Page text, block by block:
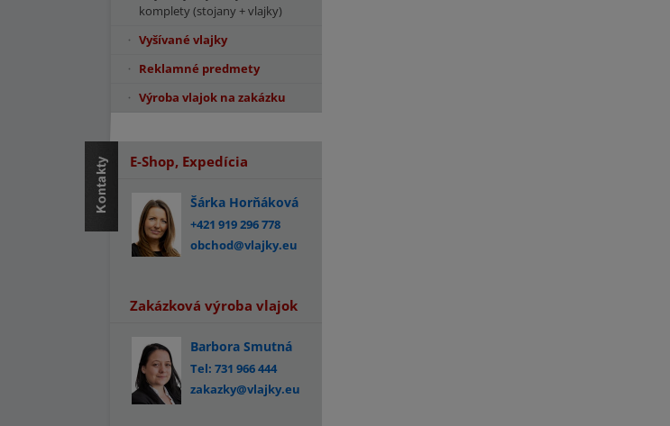
komplety (stojany + vlajky)
Vyšívané vlajky
Reklamné predmety
Výroba vlajok na zakázku
E-Shop, Expedícia
Šárka Horňáková
+421 919 296 778
obchod@vlajky.eu
Zakázková výroba vlajok
Barbora Smutná
Tel: 731 966 444
zakazky@vlajky.eu